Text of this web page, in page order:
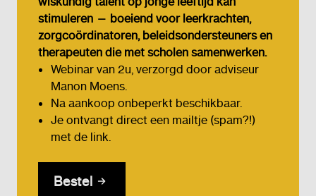
stimuleren — boeiend voor leerkrachten,
zorgcoördinatoren, beleidsondersteuners en
therapeuten die met scholen samenwerken.
Webinar van 2u, verzorgd door adviseur
Manon Moens.
Na aankoop onbeperkt beschikbaar.
Je ontvangt direct een mailtje (spam?!)
met de link.
Bestel